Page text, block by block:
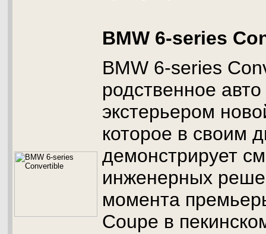
BMW 6-series
BMW 6-series
родственное
экстерьером
которое в своим
демонстрирует
инженерных
момента
Coupe в